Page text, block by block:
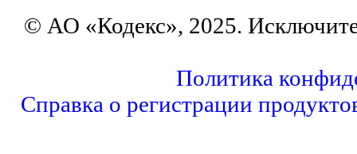
© АО «Кодекс», 2025.
Политика
Справка о регистрации